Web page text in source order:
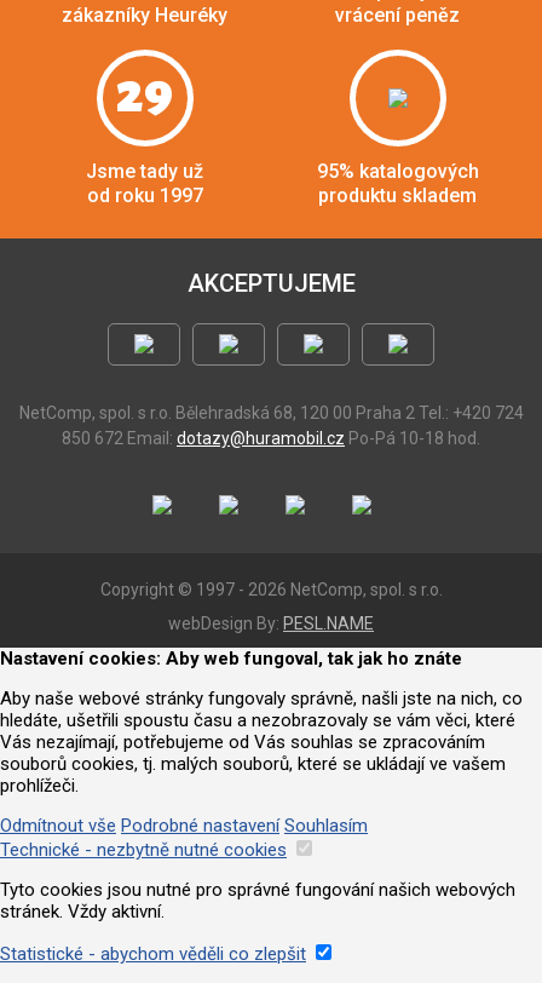
zákazníky Heuréky
vrácení peněz
29
Jsme tady už
od roku 1997
95% katalogových
produktu skladem
AKCEPTUJEME
NetComp, spol. s r.o. Bělehradská 68, 120 00 Praha 2 Tel.: +420 724
850 672 Email: dotazy@huramobil.cz Po-Pá 10-18 hod.
Copyright © 1997 - 2026 NetComp, spol. s r.o.
webDesign By: PESL.NAME
Nastavení cookies: Aby web fungoval, tak jak ho znáte
Aby naše webové stránky fungovaly správně, našli jste na nich, co
hledáte, ušetřili spoustu času a nezobrazovaly se vám věci, které
Vás nezajímají, potřebujeme od Vás souhlas se zpracováním
souborů cookies, tj. malých souborů, které se ukládají ve vašem
prohlížeči.
Odmítnout vše Podrobné nastavení Souhlasím
Technické - nezbytně nutné cookies
Tyto cookies jsou nutné pro správné fungování našich webových
stránek. Vždy aktivní.
Statistické - abychom věděli co zlepšit